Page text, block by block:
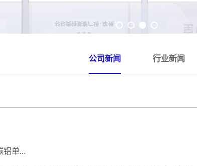
公司新闻 行业新闻
铝单...